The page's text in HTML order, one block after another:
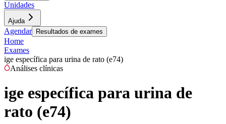
Unidades
Ajuda
Agendar Resultados de exames
Home
Exames
ige específica para urina de rato (e74)
Análises clínicas
ige específica para urina de
rato (e74)